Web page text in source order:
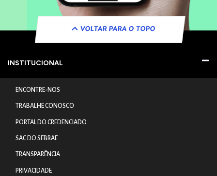
VOLTAR PARA O TOPO
INSTITUCIONAL
ENCONTRE-NOS
TRABALHE CONOSCO
PORTAL DO CREDENCIADO
SAC DO SEBRAE
TRANSPARÊNCIA
PRIVACIDADE